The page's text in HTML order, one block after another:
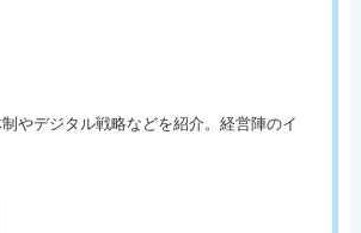
やデジタル戦略などを紹介。経営陣のイ